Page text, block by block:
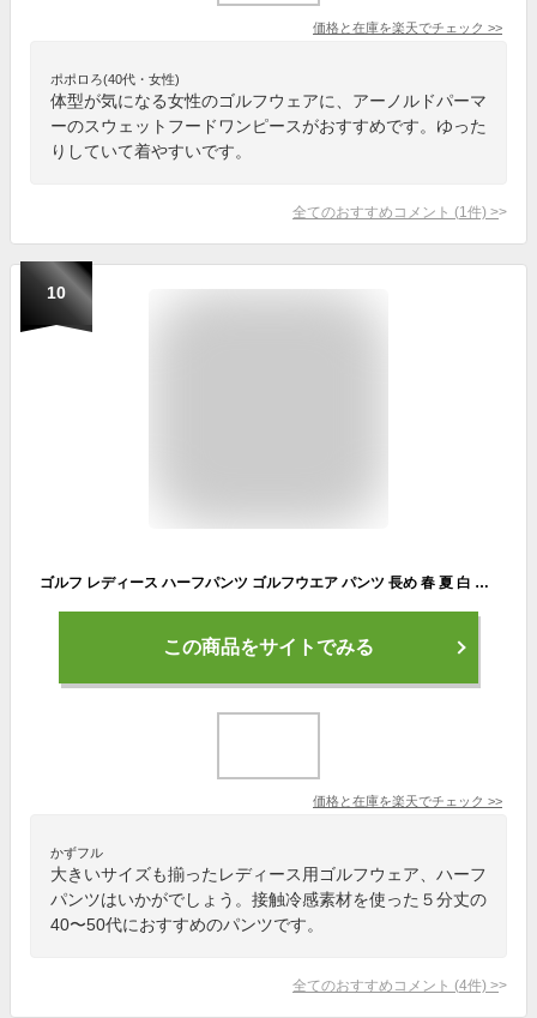
価格と在庫を楽天でチェック >>
ポポロろ(40代・女性)
体型が気になる女性のゴルフウェアに、アーノルドパーマ
ーのスウェットフードワンピースがおすすめです。ゆった
りしていて着やすいです。
全てのおすすめコメント (1 件) >
10
ゴルフ レディース ハーフパンツ ゴルフウエア パンツ 長め 春 夏 白 大きいサイズ ショートパンツ 涼しい 短パン きれいめ ひんやり 5分丈 レーヨン 接触冷感 ストレッチ ブランド 麻 40代 50代 おすすめ おしゃれ カジュアル ホワイト バミューダ
この商品をサイトでみる
価格と在庫を楽天でチェック >>
かずフル
大きいサイズも揃ったレディース用ゴルフウェア、ハーフ
パンツはいかがでしょう。接触冷感素材を使った５分丈の
40〜50代におすすめのパンツです。
全てのおすすめコメント (4件) >